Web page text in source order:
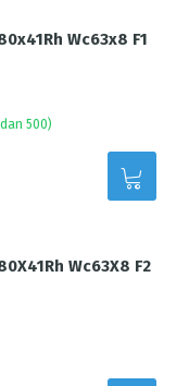
Wc63x8 F1
500)
Wc63X8 F2